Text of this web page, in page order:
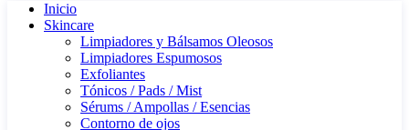
Inicio
Skincare
Limpiadores y Bálsamos Oleosos
Limpiadores Espumosos
Exfoliantes
Tónicos / Pads / Mist
Sérums / Ampollas / Esencias
Contorno de ojos